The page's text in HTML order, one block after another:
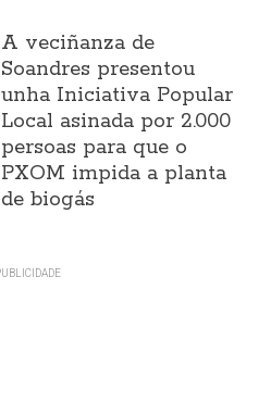
A veciñanza de
Soandres presentou
unha Iniciativa Popular
Local asinada por 2.000
persoas para que o
PXOM impida a planta
de biogás